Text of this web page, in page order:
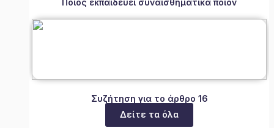
Συζήτηση για το άρθρο 16
Δείτε τα όλα